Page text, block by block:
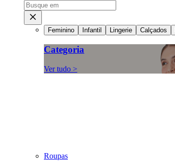
Feminino Infantil Lingerie Calçados
Categoria
Ver tudo >
Roupas